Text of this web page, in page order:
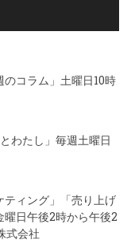
コラム」土曜日10時
わたし」毎週土曜日
ィング」「売り上げ
日午後2時から午後2
式会社